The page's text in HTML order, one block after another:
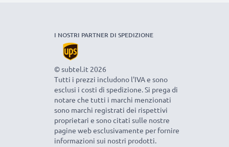
I NOSTRI PARTNER DI SPEDIZIONE
© subtel.it 2026
Tutti i prezzi includono l'IVA e sono
esclusi i costi di spedizione. Si prega di
notare che tutti i marchi menzionati
sono marchi registrati dei rispettivi
proprietari e sono citati sulle nostre
pagine web esclusivamente per fornire
informazioni sui nostri prodotti.